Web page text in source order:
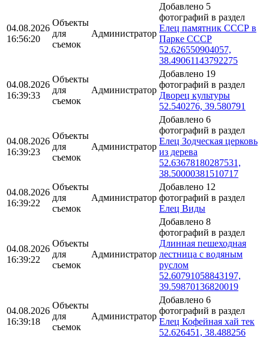
04.08.2026
16:56:20
Объекты
для
съемок
Администратор
Добавлено 5
фотографий в раздел
Елец памятник СССР в
Парке СССР
52.626550904057,
38.49061143792275
04.08.2026
16:39:33
Объекты
для
съемок
Администратор
Добавлено 19
фотографий в раздел
Дворец культуры
52.540276, 39.580791
04.08.2026
16:39:23
Объекты
для
съемок
Администратор
Добавлено 6
фотографий в раздел
Елец Зодческая церковь
из дерева
52.63678180287531,
38.50000381510717
04.08.2026
16:39:22
Объекты
для
съемок
Администратор
Добавлено 12
фотографий в раздел
Елец Виды
04.08.2026
16:39:22
Объекты
для
съемок
Администратор
Добавлено 8
фотографий в раздел
Длинная пешеходная
лестница с водяным
руслом
52.60791058843197,
39.59870136820019
04.08.2026
16:39:18
Объекты
для
съемок
Администратор
Добавлено 6
фотографий в раздел
Елец Кофейная хай тек
52.626451, 38.488256